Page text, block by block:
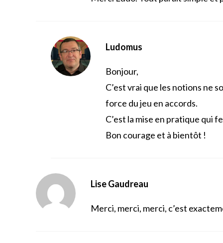
Ludomus
Bonjour,
C’est vrai que les notions ne
force du jeu en accords.
C’est la mise en pratique qui
Bon courage et à bientôt !
Lise Gaudreau
Merci, merci, merci, c’est